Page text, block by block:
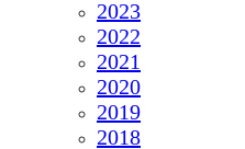
2023
2022
2021
2020
2019
2018